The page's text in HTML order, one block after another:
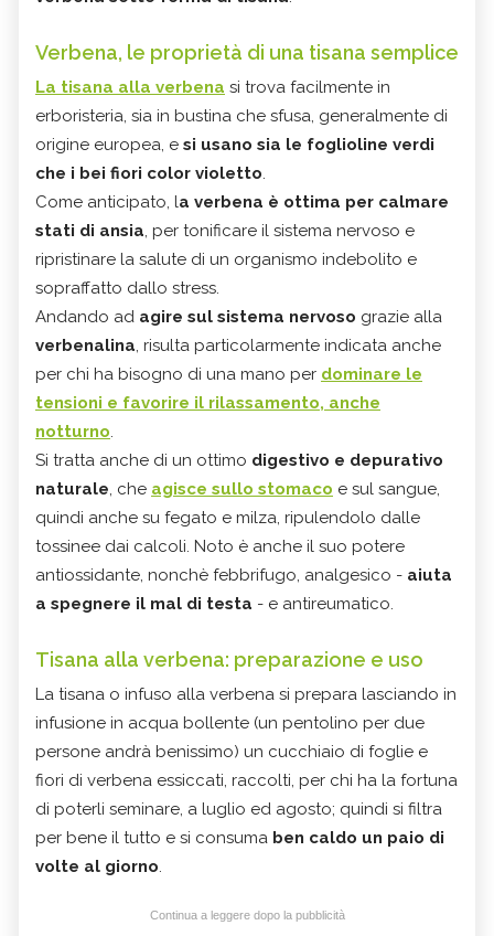
Verbena, le proprietà di una tisana semplice
La tisana alla verbena si trova facilmente in
erboristeria, sia in bustina che sfusa, generalmente di
origine europea, e si usano sia le foglioline verdi
che i bei fiori color violetto.
Come anticipato, la verbena è ottima per calmare
stati di ansia, per tonificare il sistema nervoso e
ripristinare la salute di un organismo indebolito e
sopraffatto dallo stress.
Andando ad agire sul sistema nervoso grazie alla
verbenalina, risulta particolarmente indicata anche
per chi ha bisogno di una mano per dominare le
tensioni e favorire il rilassamento, anche
notturno.
Si tratta anche di un ottimo digestivo e depurativo
naturale, che agisce sullo stomaco e sul sangue,
quindi anche su fegato e milza, ripulendolo dalle
tossinee dai calcoli. Noto è anche il suo potere
antiossidante, nonchè febbrifugo, analgesico - aiuta
a spegnere il mal di testa - e antireumatico.
Tisana alla verbena: preparazione e uso
La tisana o infuso alla verbena si prepara lasciando in
infusione in acqua bollente (un pentolino per due
persone andrà benissimo) un cucchiaio di foglie e
fiori di verbena essiccati, raccolti, per chi ha la fortuna
di poterli seminare, a luglio ed agosto; quindi si filtra
per bene il tutto e si consuma ben caldo un paio di
volte al giorno.
Continua a leggere dopo la pubblicità